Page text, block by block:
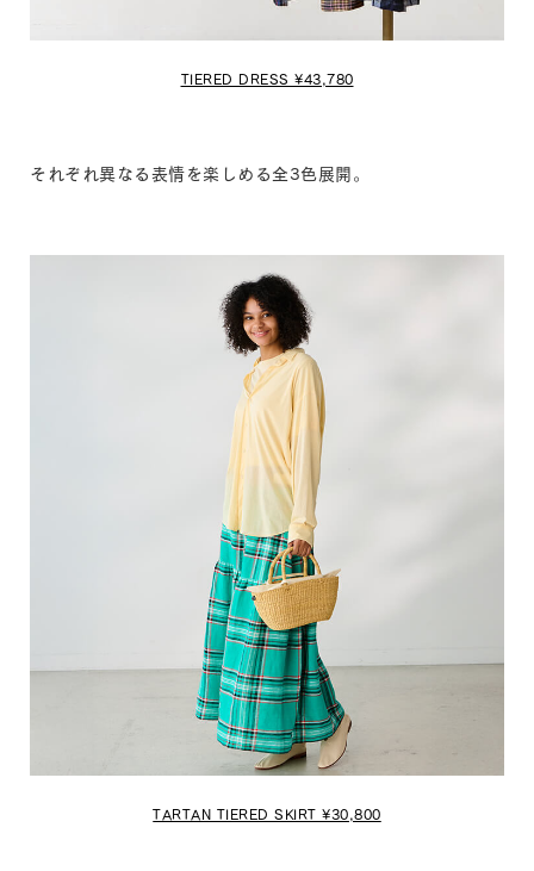
TIERED DRESS ¥43,780
それぞれ異なる表情を楽しめる全3色展開。
TARTAN TIERED SKIRT ¥30,800